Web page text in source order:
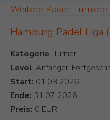
Weitere Padel-Turniere
Hamburg Padel Liga
Kategorie
Level: Anfänger,
Start:
Ende:
Preis: